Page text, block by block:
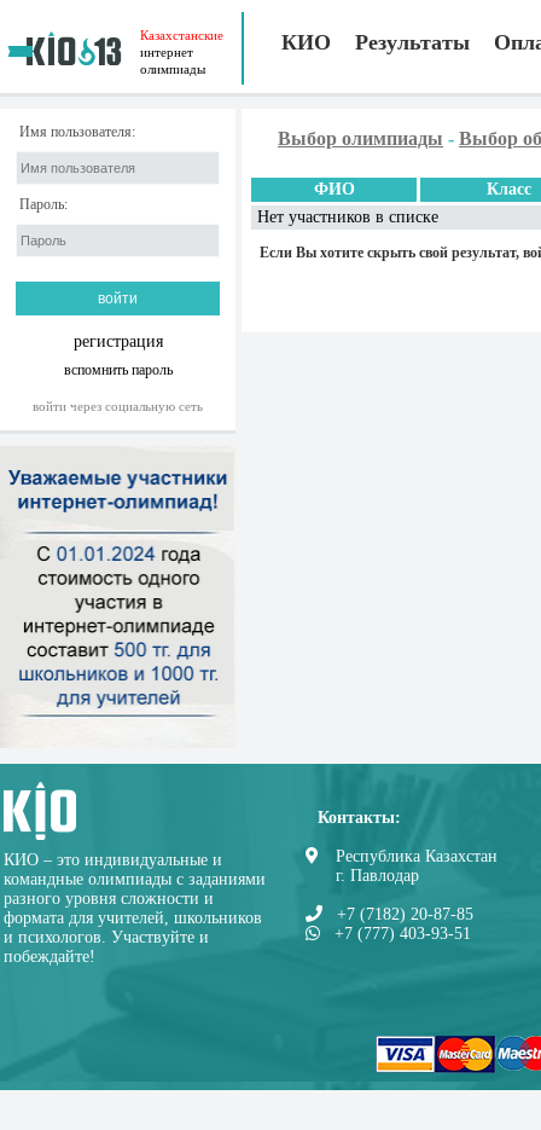
Казахстанские
интернет
олимпиады
КИО Результаты
Имя пользователя:
Пароль:
регистрация
вспомнить пароль
войти через социальную сеть
Выбор олимпиады - Выбор
ФИО
Класс
Нет участников в списке
Если Вы хотите скрыть свой результат,
КИО – это индивидуальные и
командные олимпиады с заданиями
разного уровня сложности и
формата для учителей, школьников
и психологов. Участвуйте и
побеждайте!
Контакты:
Республика Казахстан
г. Павлодар
+7 (7182) 20-87-85
+7 (777) 403-93-51